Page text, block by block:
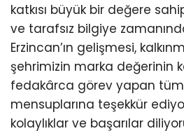
katkısı büyük bir değere
ve tarafsız bilgiye
Erzincan’ın gelişmesi,
şehrimizin marka değerinin
fedakârca görev yapan tüm
mensuplarına teşekkür
kolaylıklar ve başarılar